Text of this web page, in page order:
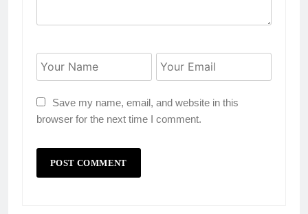
Save my name, email, and website in this
browser for the next time I comment.